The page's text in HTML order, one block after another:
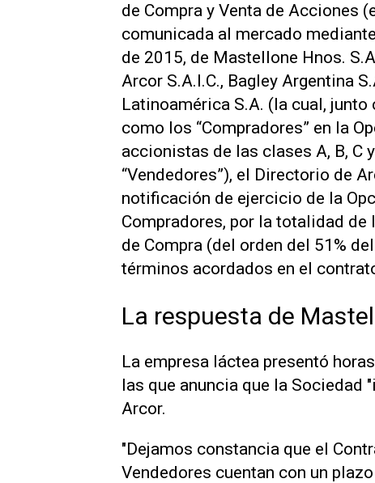
de Compra y Venta de Acciones
comunicada al mercado
de 2015, de Mastellone Hnos.
Arcor S.A.I.C., Bagley Argentina
Latinoamérica S.A. (la cual, junto
como los “Compradores” en la
accionistas de las clases A, B, C
“Vendedores”), el Directorio de
notificación de ejercicio de la
Compradores, por la totalidad
de Compra (del orden del 51%
términos acordados en el
La respuesta de
La empresa láctea presentó
las que anuncia que la Sociedad
Arcor.
"Dejamos constancia que el
Vendedores cuentan con un